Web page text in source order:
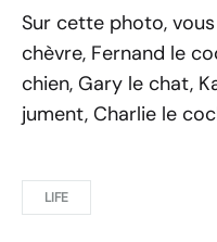
Sur cette photo,
chèvre, Fernand le
chien, Gary le chat,
jument, Charlie le
LIFE